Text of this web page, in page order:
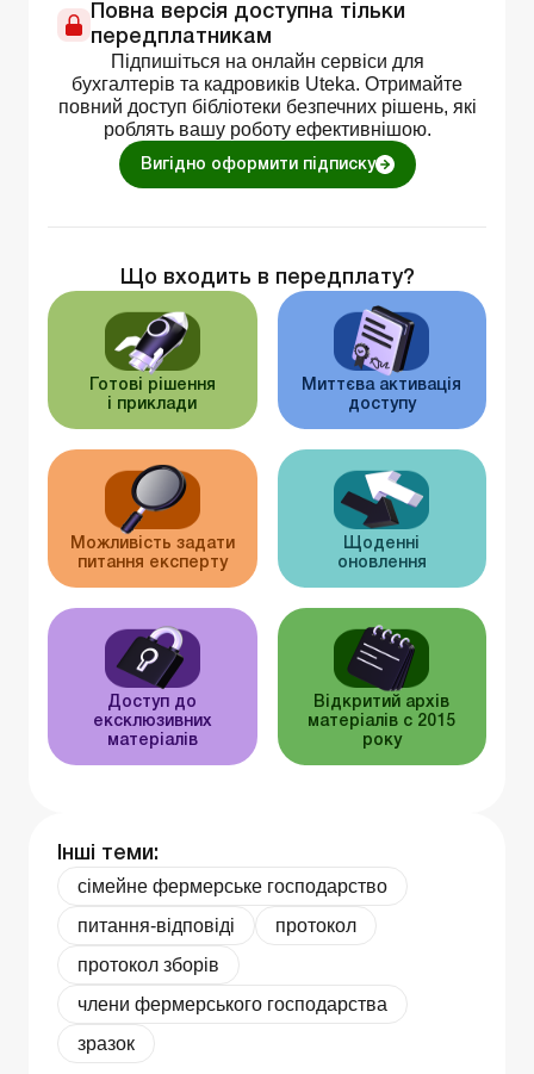
Повна версія доступна тільки
передплатникам
Підпишіться на онлайн сервіси для
бухгалтерів та кадровиків Uteka. Отримайте
повний доступ бібліотеки безпечних рішень, які
роблять вашу роботу ефективнішою.
Вигідно оформити підписку
Що входить в передплату?
Готові рішення
і приклади
Миттєва активація
доступу
Можливість задати
питання експерту
Щоденні
оновлення
Доступ до
ексклюзивних
матеріалів
Відкритий архів
матеріалів c 2015
року
Інші теми:
сімейне фермерське господарство
питання-відповіді
протокол
протокол зборів
члени фермерського господарства
зразок